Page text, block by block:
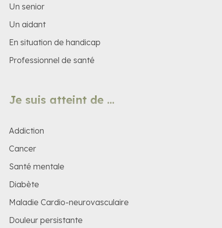
Un senior
Un aidant
En situation de handicap
Professionnel de santé
Je suis atteint de ...
Addiction
Cancer
Santé mentale
Diabète
Maladie Cardio-neurovasculaire
Douleur persistante